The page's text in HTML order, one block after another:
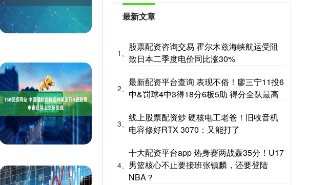
最新文章
1、
股票配资咨询交易 霍尔木兹海峡航运受阻
致日本二季度电价同比涨30%
2、
最新配资平台查询 表现不俗！廖三宁11投6
中&罚球4中3得18分6板5助 得分全队最高
3、
线上股票配资炒 硬核电工老爸！旧收音机
电容修好RTX 3070：又能打了
4、
十大配资平台app 热身赛两战轰35分！U17
男篮核心不止要接班张镇麟，还要登陆
NBA？